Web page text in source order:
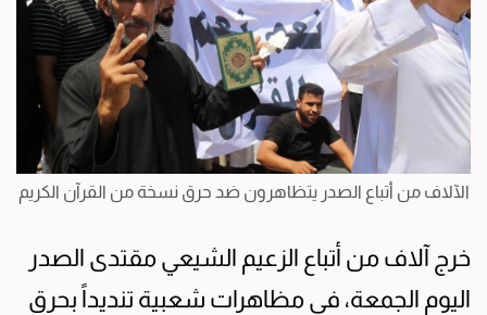
الآلاف من أتباع الصدر يتظاهرون ضد حرق نسخة من القرآن الكريم
خرج آلاف من أتباع الزعيم الشيعي مقتدى الصدر
اليوم الجمعة، في مظاهرات شعبية تنديداً بحرق